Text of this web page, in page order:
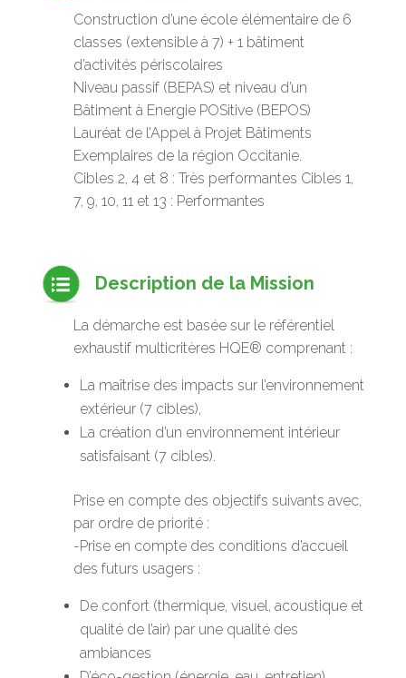
Construction d’une école élémentaire de 6
classes (extensible à 7) + 1 bâtiment
d’activités périscolaires
Niveau passif (BEPAS) et niveau d’un
Bâtiment à Energie POSitive (BEPOS)
Lauréat de l’Appel à Projet Bâtiments
Exemplaires de la région Occitanie.
Cibles 2, 4 et 8 : Très performantes Cibles 1,
7, 9, 10, 11 et 13 : Performantes
Description de la Mission
La démarche est basée sur le référentiel
exhaustif multicritères HQE® comprenant :
La maîtrise des impacts sur l’environnement
extérieur (7 cibles),
La création d’un environnement intérieur
satisfaisant (7 cibles).
Prise en compte des objectifs suivants avec,
par ordre de priorité :
-Prise en compte des conditions d’accueil
des futurs usagers :
De confort (thermique, visuel, acoustique et
qualité de l’air) par une qualité des
ambiances